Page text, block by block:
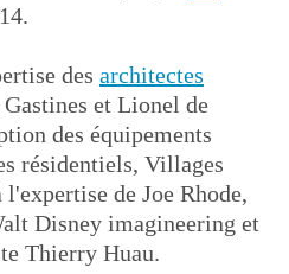
des architectes
Gastines et Lionel de
des équipements
résidentiels, Villages
de Joe Rhode,
Disney imagineering et
Thierry Huau.